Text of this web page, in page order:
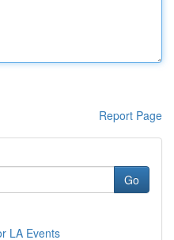
Report Page
Go
LA Events